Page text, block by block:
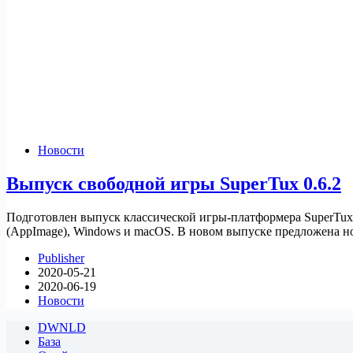
Новости
Выпуск свободной игры SuperTux 0.6.2
Подготовлен выпуск классической игры-платформера
(AppImage), Windows и macOS. В новом выпуске предложена
Publisher
2020-05-21
2020-06-19
Новости
DWNLD
База